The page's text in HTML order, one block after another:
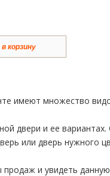
в корзину
имеют множество
двери и ее
или дверь нужного
и увидеть